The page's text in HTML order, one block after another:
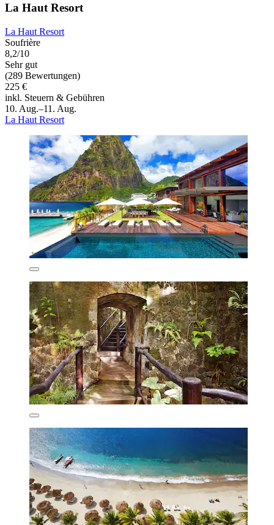
La Haut Resort
La Haut Resort
Soufrière
8,2/10
Sehr gut
(289 Bewertungen)
225 €
inkl. Steuern & Gebühren
10. Aug.–11. Aug.
La Haut Resort